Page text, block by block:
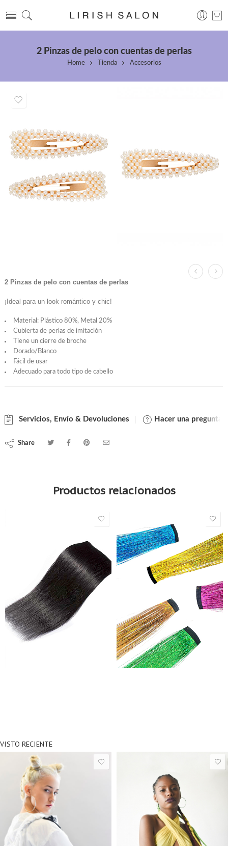
2 Pinzas de pelo con cuentas de perlas
Home Tienda Accesorios
2 Pinzas de pelo con cuentas de perlas
¡Ideal para un look romántico y chic!
Material: Plástico 80%, Metal 20%
Cubierta de perlas de imitación
Tiene un cierre de broche
Dorado/Blanco
Fácil de usar
Adecuado para todo tipo de cabello
Servicios, Envío & Devoluciones Hacer una pregunta
Share
Productos relacionados
VISTO RECIENTE